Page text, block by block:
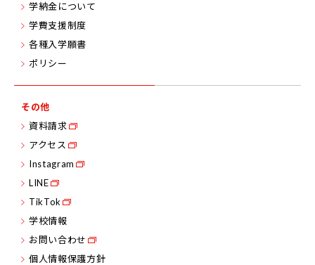
学納金について
学費支援制度
各種入学願書
ポリシー
その他
資料請求
アクセス
Instagram
LINE
TikTok
学校情報
お問い合わせ
個人情報保護方針